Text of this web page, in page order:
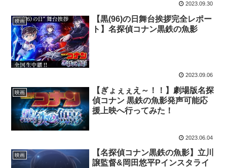
2023.09.30
映画
【黒(96)の日舞台挨拶完全レポー
ト】名探偵コナン黒鉄の魚影
2023.09.06
映画
【ぎょぇぇえ～！！】劇場版名探
偵コナン 黒鉄の魚影発声可能応
援上映へ行ってみた！
2023.06.04
映画
【名探偵コナン黒鉄の魚影】立川
譲監督&岡田悠平Pインスタライ